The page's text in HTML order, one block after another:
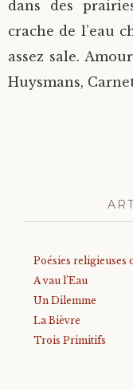
dans des
crache de l’eau
assez sale.
Huysmans,
Poésies religieuses
A vau l’Eau
Un Dilemme
La Bièvre
Trois Primitifs